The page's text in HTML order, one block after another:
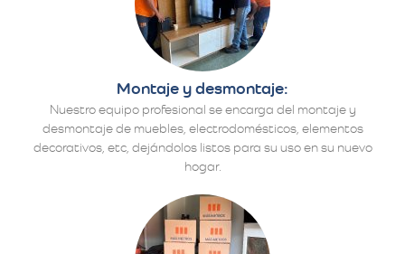
Montaje y desmontaje:
Nuestro equipo profesional se encarga del montaje y
desmontaje de muebles, electrodomésticos, elementos
decorativos, etc, dejándolos listos para su uso en su nuevo
hogar.